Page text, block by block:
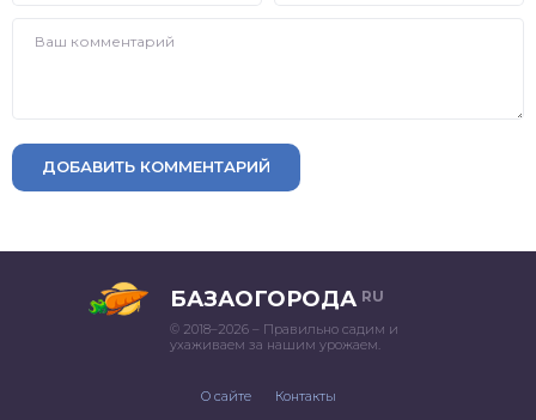
ДОБАВИТЬ КОММЕНТАРИЙ
БАЗАОГОРОДА RU
© 2018–2026 – Правильно садим и
ухаживаем за нашим урожаем.
О сайте Контакты